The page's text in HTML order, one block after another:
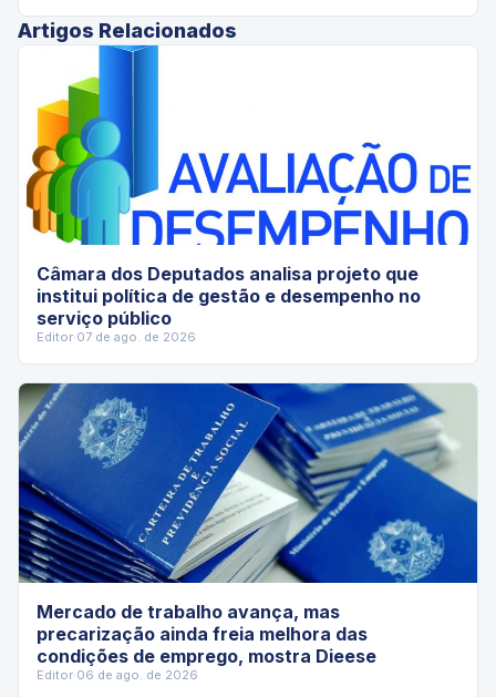
Artigos Relacionados
Câmara dos Deputados analisa projeto que
institui política de gestão e desempenho no
serviço público
Editor·07 de ago. de 2026
Mercado de trabalho avança, mas
precarização ainda freia melhora das
condições de emprego, mostra Dieese
Editor·06 de ago. de 2026